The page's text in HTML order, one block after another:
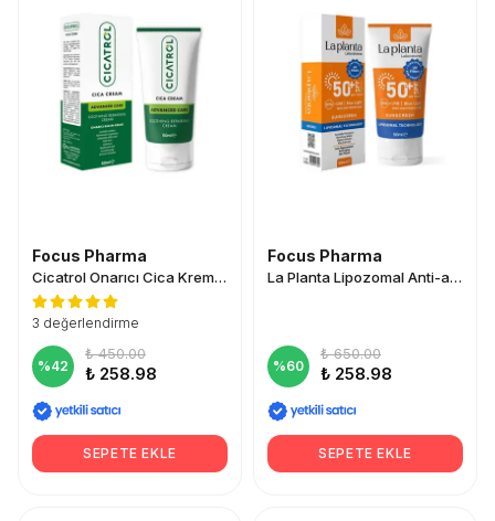
Focus Pharma
Cicatrol Onarıcı Cica Krem 50 ml
3 değerlendirme
%42
₺ 450.00
₺ 258.98
SEPETE EKLE
Focus Pharma
La Planta Lipozomal Anti-aging 50 SPF Güneş Kremi 50ml
%60
₺ 650.00
₺ 258.98
SEPETE EKLE